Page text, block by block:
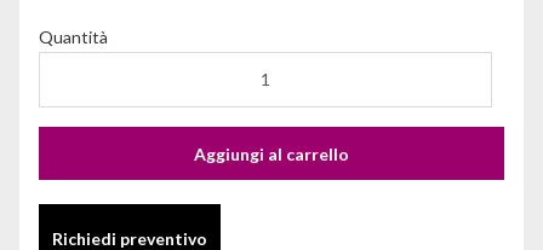
Quantità
Aggiungi al carrello
Richiedi preventivo